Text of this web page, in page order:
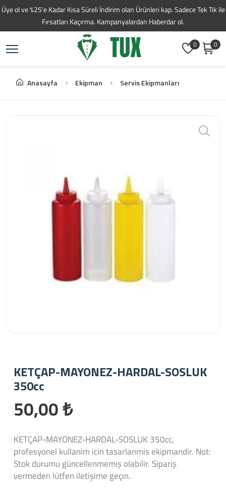
Toptan Kahve
Üye ol ve %25'e Kadar Kısa Süreli İndirim olan Ürünleri kap. Sadece Tek Tık ile
Fırsatları Kaçırma. Kampanyalardan Haberdar ol.
0 0
Anasayfa Ekipman Servis Ekipmanları
KETÇAP-MAYONEZ-HARDAL-SOSLUK
350cc
50,00 ₺
KETÇAP-MAYONEZ-HARDAL-SOSLUK 350cc,
profesyonel kullanim icin tasarlanmis ekipmandir. Not:
Stok durumu güncellenmemiş olabilir. Sipariş
vermeden lütfen iletişime geçin.